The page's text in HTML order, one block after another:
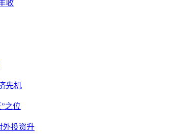
收
先机
之位
外投资升